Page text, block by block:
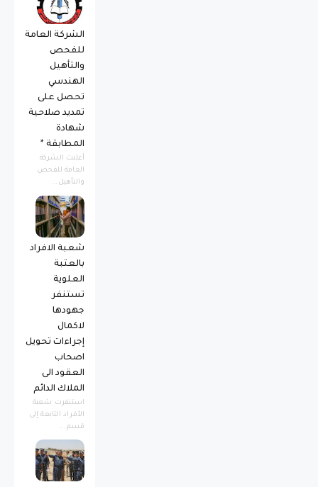
الشركة العامة
للفحص
والتأهيل
الهندسي
تحصل على
تمديد صلاحية
شهادة
المطابقة *
أعلنت الشركة
العامة للفحص
والتأهيل...
شعبة الافراد
بالعتبة
العلوية
تستنفر
جهودها
لاكمال
إجراءات تحويل
اصحاب
العقود الى
الملاك الدائم
استنفرت شعبة
الأفراد التابعة إلى
قسم...